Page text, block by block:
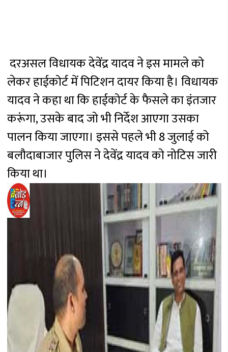
दरअसल विधायक देवेंद्र यादव ने इस मामले को
लेकर हाईकोर्ट में पिटिशन दायर किया है। विधायक
यादव ने कहा था कि हाईकोर्ट के फैसले का इंतजार
करूंगा, उसके बाद जो भी निर्देश आएगा उसका
पालन किया जाएगा। इससे पहले भी 8 जुलाई को
बलौदाबाजार पुलिस ने देवेंद्र यादव को नोटिस जारी
किया था।